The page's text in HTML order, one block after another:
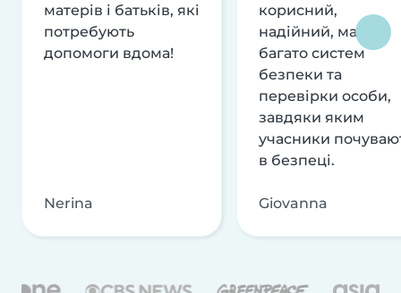
матерів і батьків, які
потребують
допомоги вдома!
Nerina
корисний,
надійний, має
багато систем
безпеки та
перевірки особи,
завдяки яким
учасники
в безпеці.
Giovanna